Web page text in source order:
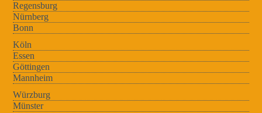
Regensburg
Nürnberg
Bonn
Köln
Essen
Göttingen
Mannheim
Würzburg
Münster